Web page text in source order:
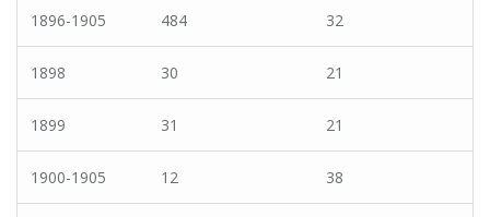
1896-1905 484 32
1898 30 21
1899 31 21
1900-1905 12 38